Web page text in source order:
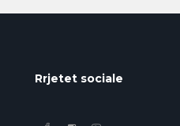
Rrjetet sociale